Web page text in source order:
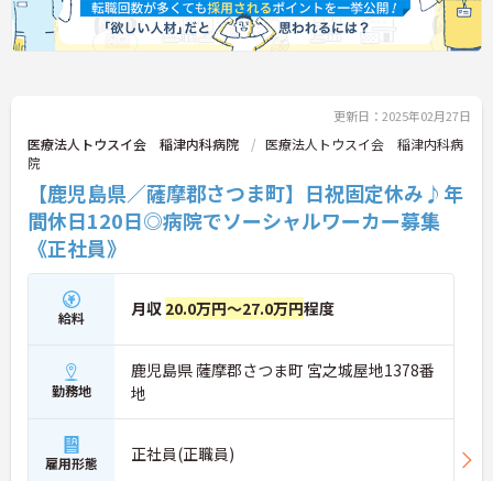
更新日：2025年02月27日
医療法人トウスイ会 稲津内科病院
医療法人トウスイ会 稲津内科病
院
【鹿児島県／薩摩郡さつま町】日祝固定休み♪年
間休日120日◎病院でソーシャルワーカー募集
《正社員》
給料 月収 20.0万円～27.0万円程度
勤務地
鹿児島県 薩摩郡さつま町 宮之城屋地1378番
地
雇用形態 正社員(正職員)